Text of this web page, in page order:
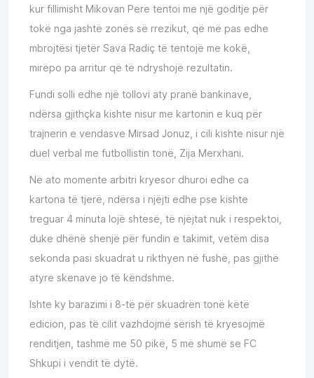
kur fillimisht Mikovan Pere tentoi me një goditje për
tokë nga jashtë zonës së rrezikut, që më pas edhe
mbrojtësi tjetër Sava Radiç të tentojë me kokë,
mirëpo pa arritur që të ndryshojë rezultatin.
Fundi solli edhe një tollovi aty pranë bankinave,
ndërsa gjithçka kishte nisur me kartonin e kuq për
trajnerin e vendasve Mirsad Jonuz, i cili kishte nisur një
duel verbal me futbollistin tonë, Zija Merxhani.
Në ato momente arbitri kryesor dhuroi edhe ca
kartona të tjerë, ndërsa i njëjti edhe pse kishte
treguar 4 minuta lojë shtesë, të njëjtat nuk i respektoi,
duke dhënë shenjë për fundin e takimit, vetëm disa
sekonda pasi skuadrat u rikthyen në fushë, pas gjithë
atyre skenave jo të këndshme.
Ishte ky barazimi i 8-të për skuadrën tonë këtë
edicion, pas të cilit vazhdojmë sërish të kryesojmë
renditjen, tashmë me 50 pikë, 5 më shumë se FC
Shkupi i vendit të dytë.